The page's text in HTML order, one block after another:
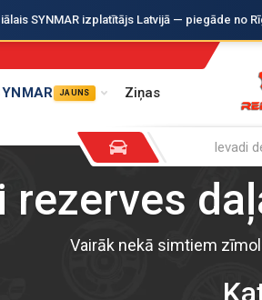
SYNMAR izplatītājs Latvijā — piegāde no
JAUNS
Ziņas
rezerves
Vairāk nekā simtiem